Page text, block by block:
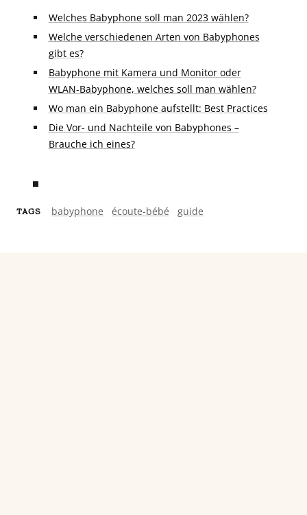
Welches Babyphone soll man 2023 wählen?
Welche verschiedenen Arten von Babyphones
gibt es?
Babyphone mit Kamera und Monitor oder
WLAN-Babyphone, welches soll man wählen?
Wo man ein Babyphone aufstellt: Best Practices
Die Vor- und Nachteile von Babyphones –
Brauche ich eines?
TAGS babyphone écoute-bébé guide